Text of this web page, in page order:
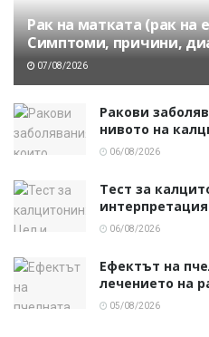
Рак на матката (рак на
Симптоми, причини,
07/08/2026
Ракови
нивото на
06/08/2026
Тест за
06/08/2026
Ефектът на
лечението на
05/08/2026